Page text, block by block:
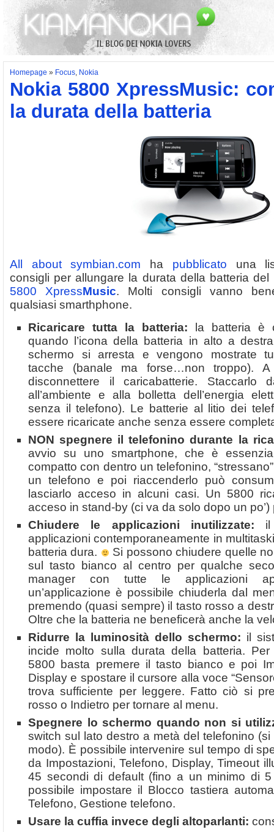
Homepage » Focus, Nokia
Nokia 5800 XpressMusic:
la durata della batteria
All about symbian.com ha pubblicato una
consigli per allungare la durata della batteria del
5800 XpressMusic. Molti consigli vanno
qualsiasi smarthphone.
Ricaricare tutta la batteria: la batteria è
quando l’icona della batteria in alto a
schermo si arresta e vengono mostrate
tacche (banale ma forse…non troppo).
disconnettere il caricabatterie. Staccarlo
all’ambiente e alla bolletta dell’energia
senza il telefono). Le batterie al litio dei
essere ricaricate anche senza essere
NON spegnere il telefonino durante la
avvio su uno smartphone, che è
compatto con dentro un telefonino,
un telefono e poi riaccenderlo può
lasciarlo acceso in alcuni casi. Un 5800
acceso in stand-by (ci va da solo dopo un
Chiudere le applicazioni inutilizzate: il
applicazioni contemporaneamente in
batteria dura.
Si possono chiudere quelle
sul tasto bianco al centro per qualche
manager con tutte le applicazioni
un’applicazione è possibile chiuderla dal
premendo (quasi sempre) il tasto rosso a
Oltre che la batteria ne beneficerà anche la
Ridurre la luminosità dello schermo: il
incide molto sulla durata della batteria. Per
5800 basta premere il tasto bianco e poi
Display e spostare il cursore alla voce
trova sufficiente per leggere. Fatto ciò si
rosso o Indietro per tornare al menu.
Spegnere lo schermo quando non si
switch sul lato destro a metà del telefonino
modo). È possibile intervenire sul tempo di
da Impostazioni, Telefono, Display, Timeout
45 secondi di default (fino a un minimo di
possibile impostare il Blocco tastiera
Telefono, Gestione telefono.
Usare la cuffia invece degli altoparlanti: